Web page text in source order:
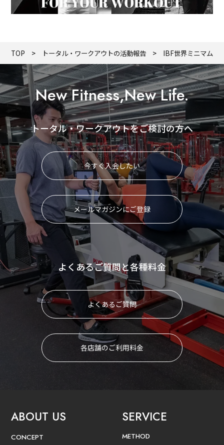
TOP トータル・ワークアウトの活動報告 IBF世界ミニマム級
New Fitness,New Life.
トータル・ワークアウトをご検討の方へ
今すぐ入会したい
メールマガジンにご登録
よくあるご質問と各種料金
よくあるご質問
各店舗のご利用料金
ABOUT US
CONCEPT
SERVICE
METHOD